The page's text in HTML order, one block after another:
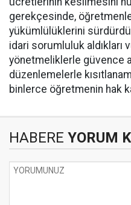
gerekçesinde,
yükümlülüklerini
idari sorumluluk aldıkları
yönetmeliklerle güvence
düzenlemelerle
binlerce öğretmenin hak
HABERE YORUM